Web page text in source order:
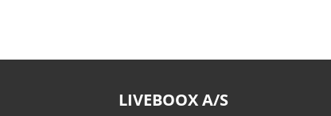
LIVEBOOX A/S